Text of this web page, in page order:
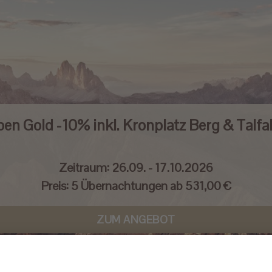
Gold -10% inkl. Kronplatz Berg &
Zeitraum:26.09. - 17.10.2026
Preis:5 Übernachtungen ab 531,00 €
ZUM ANGEBOT